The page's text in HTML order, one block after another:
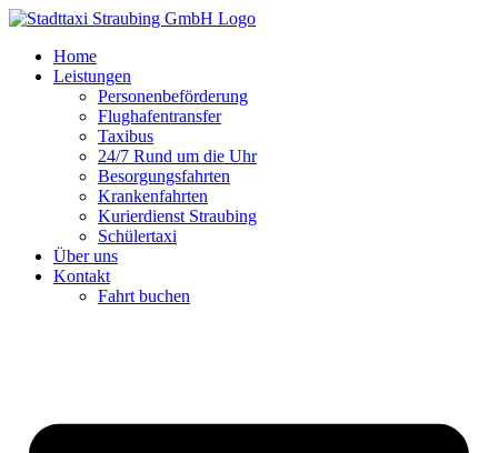
Zum
springenHome
Leistungen
Personenbeförderung
Flughafentransfer
Taxibus
24/7 Rund um die Uhr
Besorgungsfahrten
Krankenfahrten
Kurierdienst Straubing
Schülertaxi
Über uns
Kontakt
Fahrt buchen